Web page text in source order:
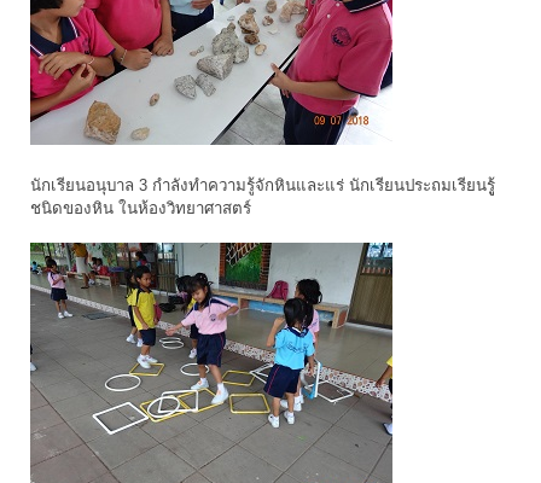
นักเรียนอนุบาล 3 กำลังทำความรู้จักหินและแร่ นักเรียนประถมเรียนรูู้
ชนิดของหิน ในห้องวิทยาศาสตร์